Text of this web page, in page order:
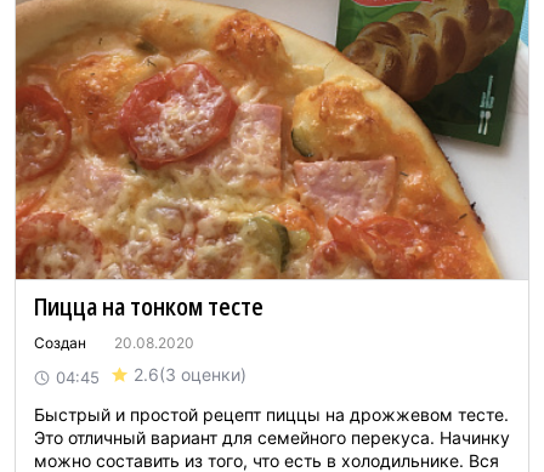
Пицца на тонком тесте
Создан 20.08.2020
04:45 2.6(3 оценки)
Быстрый и простой рецепт пиццы на дрожжевом тесте.
Это отличный вариант для семейного перекуса. Начинку
можно составить из того, что есть в холодильнике. Вся